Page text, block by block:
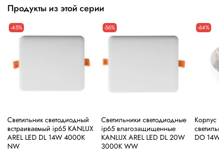
Продукты из этой серии
-45%
Светильник светодиодный
встраиваемый ip65 KANLUX
AREL LED DL 14W 4000К
NW
-56%
Светильники светодиодные
ip65 влагозащищенные
KANLUX AREL LED DL 20W
3000К WW
-64%
DO